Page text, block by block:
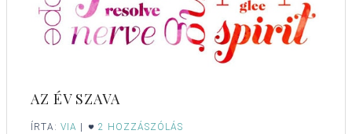
AZ ÉV SZAVA
ÍRTA: VIA 2 HOZZÁSZÓLÁS